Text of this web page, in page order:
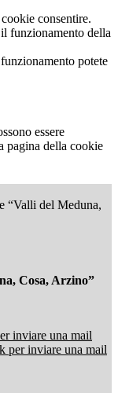
consentire.
funzionamento della
potete
essere
pagina della cookie
“Valli del Meduna,
Cosa, Arzino”
inviare una mail
per inviare una mail